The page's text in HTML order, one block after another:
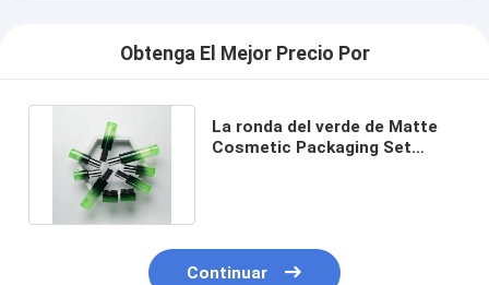
Obtenga El Mejor Precio Por
La ronda del verde de Matte
Cosmetic Packaging Set
Continuar